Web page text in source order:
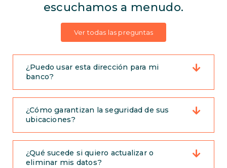
escuchamos a menudo.
Ver todas las preguntas
¿Puedo usar esta dirección para mi
banco?
¿Cómo garantizan la seguridad de sus
ubicaciones?
¿Qué sucede si quiero actualizar o
eliminar mis datos?